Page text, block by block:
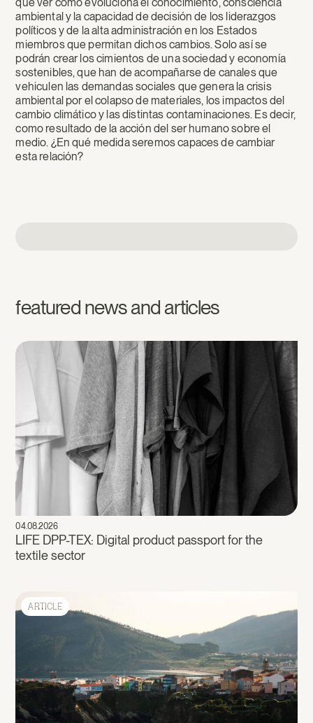
ambiental y la capacidad de decisión de los liderazgos
políticos y de la alta administración en los Estados
miembros que permitan dichos cambios. Solo así se
podrán crear los cimientos de una sociedad y economía
sostenibles, que han de acompañarse de canales que
vehiculen las demandas sociales que genera la crisis
ambiental por el colapso de materiales, los impactos del
cambio climático y las distintas contaminaciones. Es decir,
como resultado de la acción del ser humano sobre el
medio. ¿En qué medida seremos capaces de cambiar
esta relación?
featured news and articles
04.08.2026
LIFE DPP-TEX: Digital product passport for the
textile sector
ARTICLE